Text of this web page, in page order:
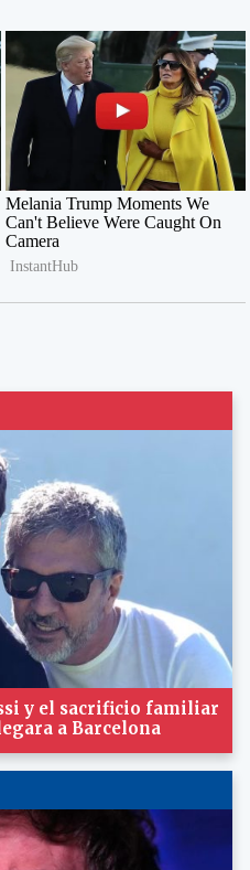
y el sacrificio familiar
a Barcelona